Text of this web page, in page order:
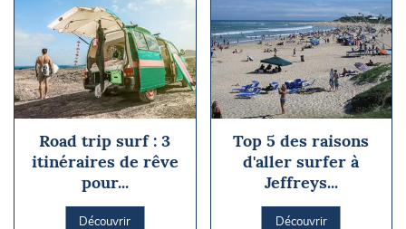
Road trip surf : 3
itinéraires de rêve
pour...
Découvrir
Top 5 des raisons
d'aller surfer à
Jeffreys...
Découvrir